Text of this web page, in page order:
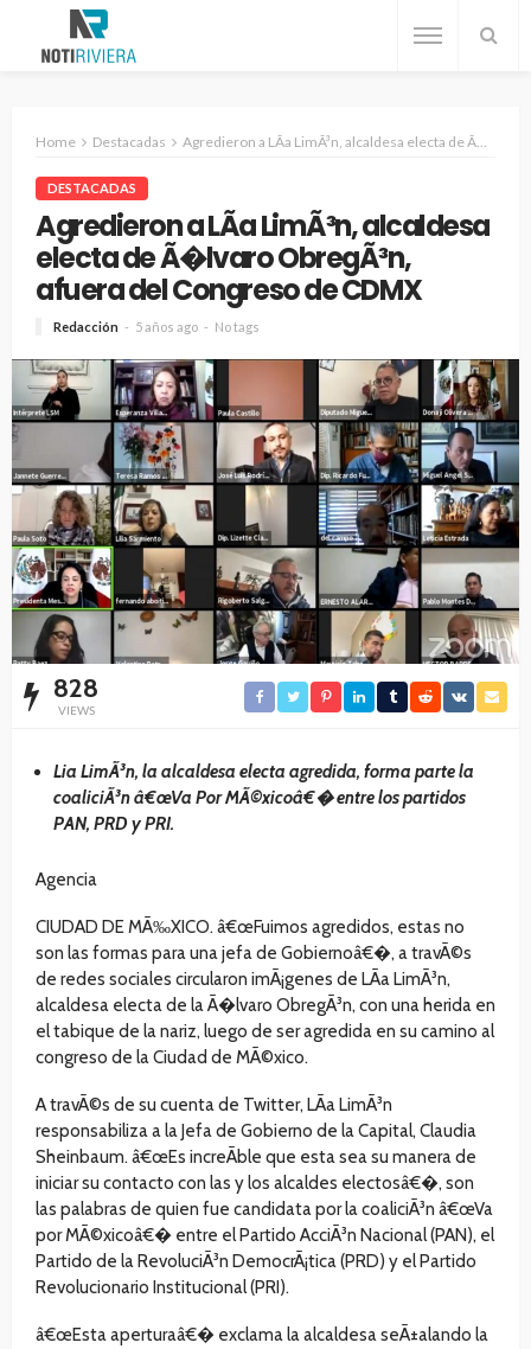
Home Destacadas Agredieron a LÃ­a LimÃ³n, alcaldesa electa de Ã�lvaro ObregÃ³n, afuera del Congreso de CDMX
DESTACADAS
Agredieron a LÃ­a LimÃ³n, alcaldesa
electa de Ã�lvaro ObregÃ³n,
afuera del Congreso de CDMX
Redacción 5 años ago No tags
828
VIEWS
Lia LimÃ³n, la alcaldesa electa agredida, forma parte la
coaliciÃ³n â€œVa Por MÃ©xicoâ€� entre los partidos
PAN, PRD y PRI.
Agencia
CIUDAD DE MÃ‰XICO. â€œFuimos agredidos, estas no
son las formas para una jefa de Gobiernoâ€�, a travÃ©s
de redes sociales circularon imÃ¡genes de LÃ­a LimÃ³n,
alcaldesa electa de la Ã�lvaro ObregÃ³n, con una herida en
el tabique de la nariz, luego de ser agredida en su camino al
congreso de la Ciudad de MÃ©xico.
A travÃ©s de su cuenta de Twitter, LÃ­a LimÃ³n
responsabiliza a la Jefa de Gobierno de la Capital, Claudia
Sheinbaum. â€œEs increÃ­ble que esta sea su manera de
iniciar su contacto con las y los alcaldes electosâ€�, son
las palabras de quien fue candidata por la coaliciÃ³n â€œVa
por MÃ©xicoâ€� entre el Partido AcciÃ³n Nacional (PAN), el
Partido de la RevoluciÃ³n DemocrÃ¡tica (PRD) y el Partido
Revolucionario Institucional (PRI).
â€œEsta aperturaâ€� exclama la alcaldesa seÃ±alando la